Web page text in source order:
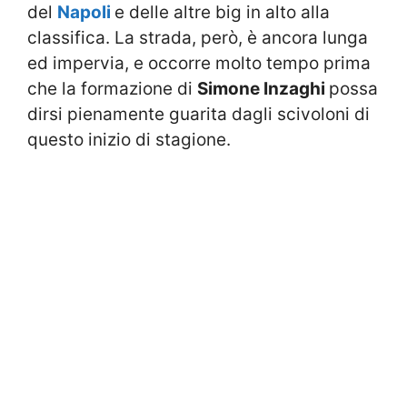
del Napoli e delle altre big in alto alla
classifica. La strada, però, è ancora lunga
ed impervia, e occorre molto tempo prima
che la formazione di Simone Inzaghi possa
dirsi pienamente guarita dagli scivoloni di
questo inizio di stagione.